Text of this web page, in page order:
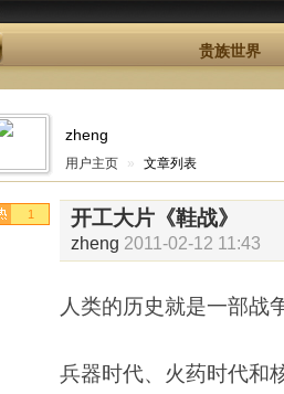
贵族世界
zheng
用户主页 » 文章列表
1 开工大片《鞋战》
zheng 2011-02-12 11:43
人类的历史就是一部战
兵器时代、火药时代和